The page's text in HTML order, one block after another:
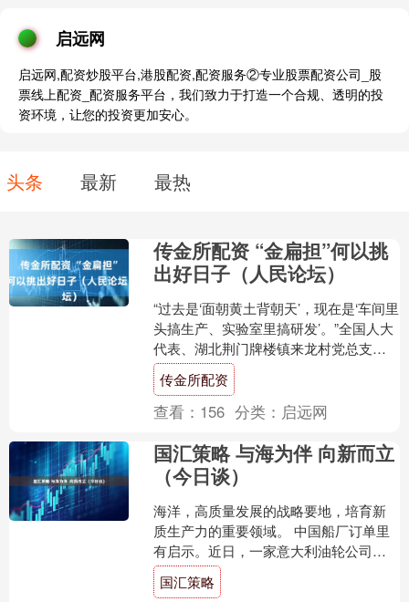
启远网
启远网,配资炒股平台,港股配资,配资服务②专业股票配资公司_股
票线上配资_配资服务平台，我们致力于打造一个合规、透明的投
资环境，让您的投资更加安心。
头条 最新 最热
传金所配资 “金扁担”何以挑
出好日子（人民论坛）
“过去是‘面朝黄土背朝天’，现在是‘车间里
头搞生产、实验室里搞研发’。”全国人大
代表、湖北荆门牌楼镇来龙村党总支书
记胡为义这样描述村子的变化。 农民代
表欧阳华也....
传金所配资
查看： 156 分类： 启远网
国汇策略 与海为伴 向新而立
（今日谈）
海洋，高质量发展的战略要地，培育新
质生产力的重要领域。 中国船厂订单里
有启示。近日，一家意大利油轮公司将
新船订单增至10艘。智能化、绿色化、
融合化以及高性价比，....
国汇策略